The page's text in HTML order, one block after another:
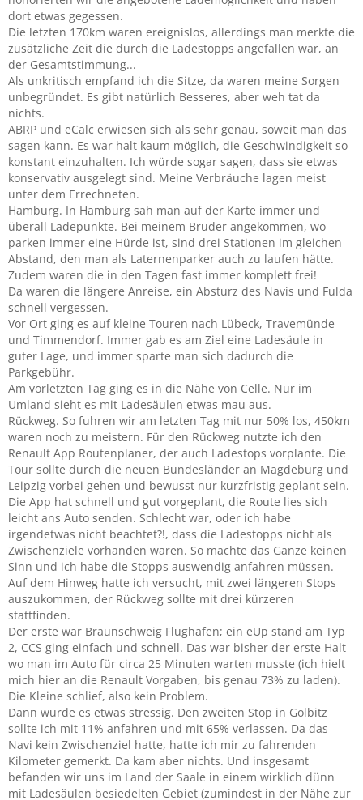
dort etwas gegessen.
Die letzten 170km waren ereignislos, allerdings man merkte die
zusätzliche Zeit die durch die Ladestopps angefallen war, an
der Gesamtstimmung...
Als unkritisch empfand ich die Sitze, da waren meine Sorgen
unbegründet. Es gibt natürlich Besseres, aber weh tat da
nichts.
ABRP und eCalc erwiesen sich als sehr genau, soweit man das
sagen kann. Es war halt kaum möglich, die Geschwindigkeit so
konstant einzuhalten. Ich würde sogar sagen, dass sie etwas
konservativ ausgelegt sind. Meine Verbräuche lagen meist
unter dem Errechneten.
Hamburg. In Hamburg sah man auf der Karte immer und
überall Ladepunkte. Bei meinem Bruder angekommen, wo
parken immer eine Hürde ist, sind drei Stationen im gleichen
Abstand, den man als Laternenparker auch zu laufen hätte.
Zudem waren die in den Tagen fast immer komplett frei!
Da waren die längere Anreise, ein Absturz des Navis und Fulda
schnell vergessen.
Vor Ort ging es auf kleine Touren nach Lübeck, Travemünde
und Timmendorf. Immer gab es am Ziel eine Ladesäule in
guter Lage, und immer sparte man sich dadurch die
Parkgebühr.
Am vorletzten Tag ging es in die Nähe von Celle. Nur im
Umland sieht es mit Ladesäulen etwas mau aus.
Rückweg. So fuhren wir am letzten Tag mit nur 50% los, 450km
waren noch zu meistern. Für den Rückweg nutzte ich den
Renault App Routenplaner, der auch Ladestops vorplante. Die
Tour sollte durch die neuen Bundesländer an Magdeburg und
Leipzig vorbei gehen und bewusst nur kurzfristig geplant sein.
Die App hat schnell und gut vorgeplant, die Route lies sich
leicht ans Auto senden. Schlecht war, oder ich habe
irgendetwas nicht beachtet?!, dass die Ladestopps nicht als
Zwischenziele vorhanden waren. So machte das Ganze keinen
Sinn und ich habe die Stopps auswendig anfahren müssen.
Auf dem Hinweg hatte ich versucht, mit zwei längeren Stops
auszukommen, der Rückweg sollte mit drei kürzeren
stattfinden.
Der erste war Braunschweig Flughafen; ein eUp stand am Typ
2, CCS ging einfach und schnell. Das war bisher der erste Halt
wo man im Auto für circa 25 Minuten warten musste (ich hielt
mich hier an die Renault Vorgaben, bis genau 73% zu laden).
Die Kleine schlief, also kein Problem.
Dann wurde es etwas stressig. Den zweiten Stop in Golbitz
sollte ich mit 11% anfahren und mit 65% verlassen. Da das
Navi kein Zwischenziel hatte, hatte ich mir zu fahrenden
Kilometer gemerkt. Da kam aber nichts. Und insgesamt
befanden wir uns im Land der Saale in einem wirklich dünn
mit Ladesäulen besiedelten Gebiet (zumindest in der Nähe zur